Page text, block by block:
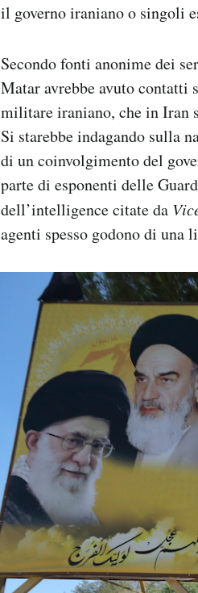
il governo iraniano o singoli
Secondo fonti anonime dei
Matar avrebbe avuto contatti
militare iraniano, che in Iran
Si starebbe indagando sulla
di un coinvolgimento del
parte di esponenti delle
dell’intelligence citate da
agenti spesso godono di una